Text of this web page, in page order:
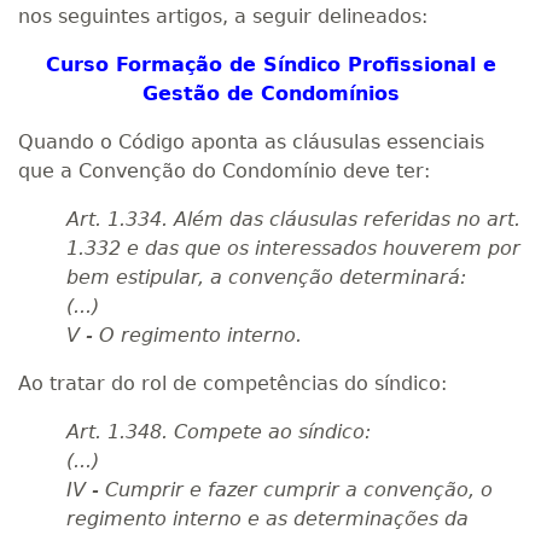
nos seguintes artigos, a seguir delineados:
Curso Formação de Síndico Profissional e
Gestão de Condomínios
Quando o Código aponta as cláusulas essenciais
que a Convenção do Condomínio deve ter:
Art. 1.334. Além das cláusulas referidas no art.
1.332 e das que os interessados houverem por
bem estipular, a convenção determinará:
(...)
V - O regimento interno.
Ao tratar do rol de competências do síndico:
Art. 1.348. Compete ao síndico:
(...)
IV - Cumprir e fazer cumprir a convenção, o
regimento interno e as determinações da